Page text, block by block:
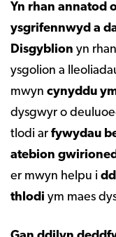
Yn rhan annatod
ysgrifennwyd a
Disgyblion yn
ysgolion a
mwyn cynyddu
dysgwyr o
tlodi ar fywydau
atebion
er mwyn helpu i
thlodi ym maes